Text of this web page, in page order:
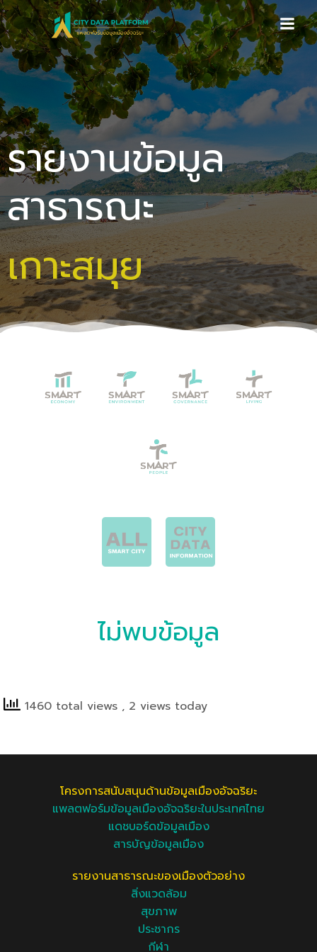
Skip
to
content
รายงานข้อมูล
สาธารณะ
เกาะสมุย
ไม่พบข้อมูล
1460 total views , 2 views today
โครงการสนับสนุนด้านข้อมูลเมืองอัจฉริยะ
แพลตฟอร์มข้อมูลเมืองอัจฉริยะในประเทศไทย
แดชบอร์ดข้อมูลเมือง
สารบัญข้อมูลเมือง
รายงานสาธารณะของเมืองตัวอย่าง
สิ่งแวดล้อม
สุขภาพ
ประชากร
กีฬา